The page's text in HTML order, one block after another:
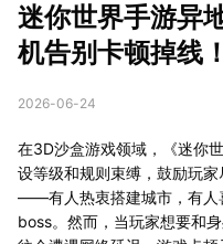
迷你世界手游异
机告别卡顿掉线！
2026-06-24
在3D沙盒游戏领域，《迷你
设等级和规则束缚，鼓励玩
——有人热衷搭建城市，有人
boss。然而，当玩家想要和